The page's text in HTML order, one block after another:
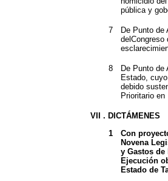
pública y
7
De Punto
delCongreso
8
De Punto de
Estado,
debido
Prioritario
VII . DICTÁMENES
1
Con
Novena
y Gastos
Ejecución
Estado de